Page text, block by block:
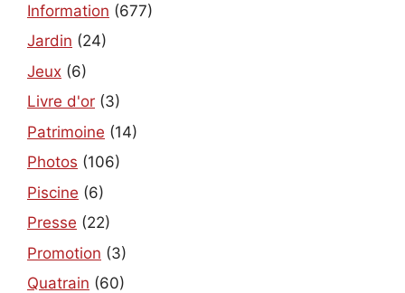
Information (677)
Jardin (24)
Jeux (6)
Livre d'or (3)
Patrimoine (14)
Photos (106)
Piscine (6)
Presse (22)
Promotion (3)
Quatrain (60)